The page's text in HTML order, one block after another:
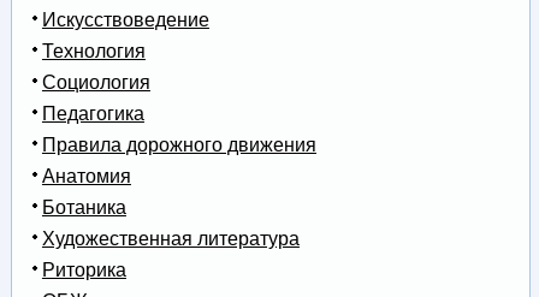
Искусствоведение
Технология
Социология
Педагогика
Правила дорожного движения
Анатомия
Ботаника
Художественная литература
Риторика